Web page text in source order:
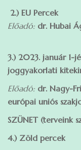
2.) EU Percek
Előadó: dr. Hubai
3.) 2023. január 1-
joggyakorlati
Előadó: dr. Nagy-
európai uniós
SZÜNET (terveink
4.) Zöld percek